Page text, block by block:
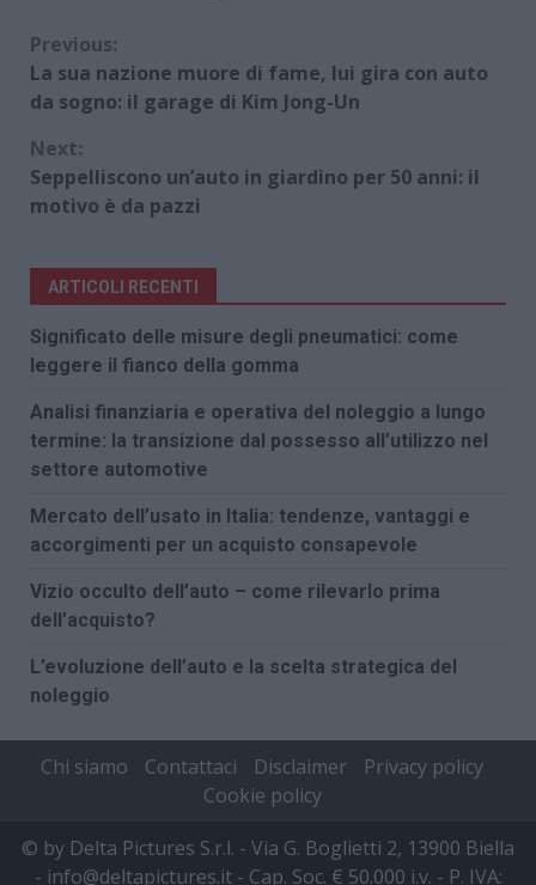
Continue
Reading
Previous:
La sua nazione muore di fame, lui gira con auto
da sogno: il garage di Kim Jong-Un
Next:
Seppelliscono un’auto in giardino per 50 anni: il
motivo è da pazzi
ARTICOLI RECENTI
Significato delle misure degli pneumatici: come
leggere il fianco della gomma
Analisi finanziaria e operativa del noleggio a lungo
termine: la transizione dal possesso all’utilizzo nel
settore automotive
Mercato dell’usato in Italia: tendenze, vantaggi e
accorgimenti per un acquisto consapevole
Vizio occulto dell’auto – come rilevarlo prima
dell’acquisto?
L’evoluzione dell’auto e la scelta strategica del
noleggio
Chi siamo Contattaci Disclaimer
Privacy policy
Cookie policy
© by Delta Pictures S.r.l. - Via G. Boglietti 2, 13900 Biella
- info@deltapictures.it - Cap. Soc. € 50.000 i.v. - P. IVA: